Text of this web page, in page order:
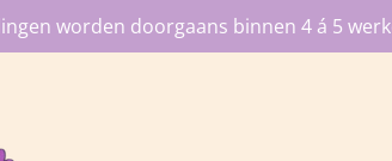
worden doorgaans binnen 4 á 5